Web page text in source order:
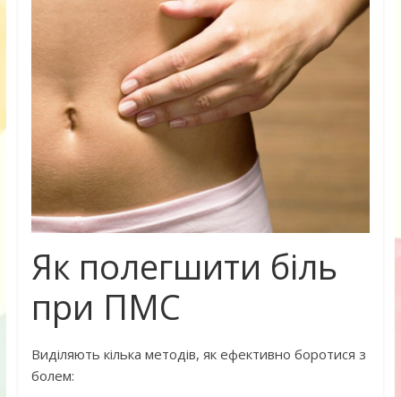
Як полегшити біль
при ПМС
Виділяють кілька методів, як ефективно боротися з
болем: